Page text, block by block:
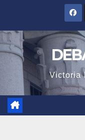
content
Victoria